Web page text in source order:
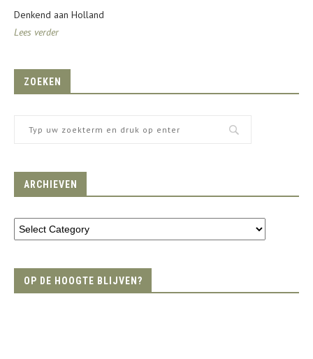
Denkend aan Holland
Lees verder
ZOEKEN
ARCHIEVEN
OP DE HOOGTE BLIJVEN?